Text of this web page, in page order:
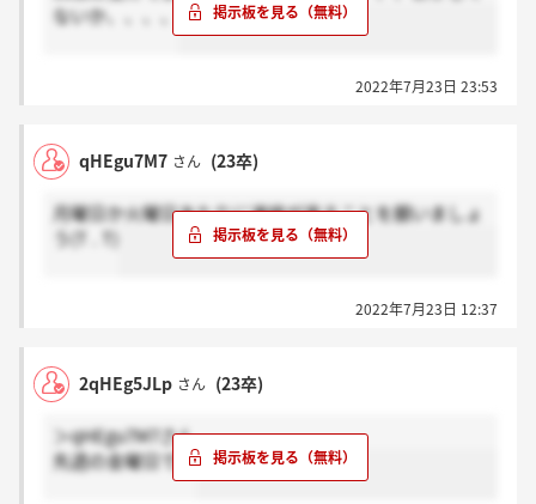
ないか、、、、
2022年7月23日 23:53
qHEgu7M7 さん (23卒)
月曜日か火曜日あたりに連絡が来ることを願いましょ
う(T . T)
2022年7月23日 12:37
2qHEg5JLp さん (23卒)
＞qHEgu7M7さん
先週の金曜日です